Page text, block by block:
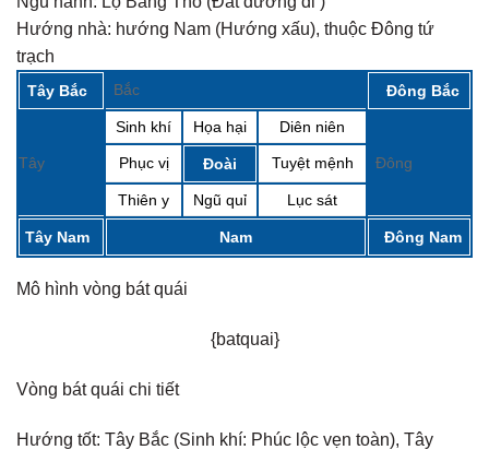
Hướng nhà: hướng Nam (Hướng xấu), thuộc Đông tứ
trạch
Tây Bắc Bắc Đông Bắc
Tây
Sinh khí Họa hại Diên niên
Đông
Phục vị Đoài Tuyệt mệnh
Thiên y Ngũ quỉ Lục sát
Tây Nam Nam Đông Nam
Mô hình vòng bát quái
{batquai}
Vòng bát quái chi tiết
Hướng tốt: Tây Bắc (Sinh khí: Phúc lộc vẹn toàn), Tây